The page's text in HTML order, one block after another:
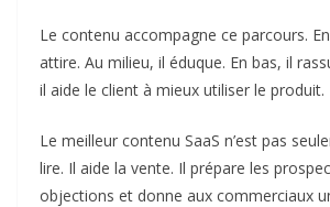
Le contenu accompagne ce parcours.
attire. Au milieu, il éduque. En bas, il
il aide le client à mieux utiliser le produit.
Le meilleur contenu SaaS n’est pas
lire. Il aide la vente. Il prépare les
objections et donne aux commerciaux